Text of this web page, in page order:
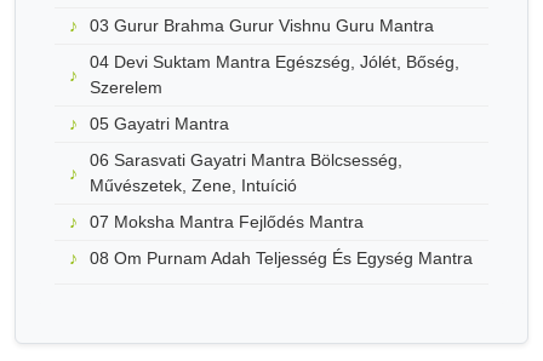
03 Gurur Brahma Gurur Vishnu Guru Mantra
04 Devi Suktam Mantra Egészség, Jólét, Bőség,
Szerelem
05 Gayatri Mantra
06 Sarasvati Gayatri Mantra Bölcsesség,
Művészetek, Zene, Intuíció
07 Moksha Mantra Fejlődés Mantra
08 Om Purnam Adah Teljesség És Egység Mantra